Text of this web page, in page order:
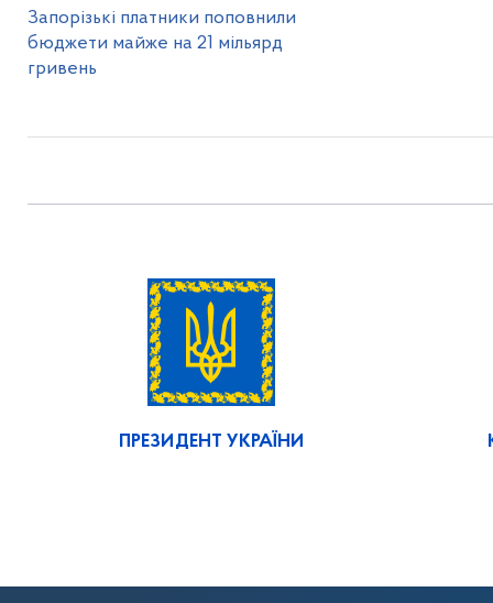
Запорізькі платники поповнили
бюджети майже на 21 мільярд
гривень
ПРЕЗИДЕНТ УКРАЇНИ